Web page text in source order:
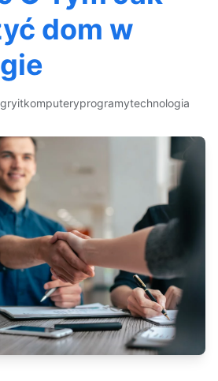
dom w
gryitkomputeryprogramytechnologia